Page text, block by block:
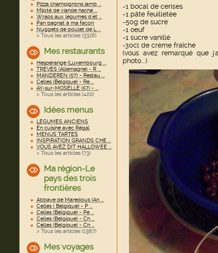
Pizza champignons jamb ...
Mijoté de viande haché ...
Wraps aux légumes d'ét ...
Pan bagnat à ma façon
Nuggets de poulet de L ...
> Tous les articles (3316)
Mes restaurants
Hesperange (Luxembourg ...
TRÈVES (Allemagne) - R ...
MANDEREN (57) - Restau ...
Celles (Belgique) - Re ...
AY-sur-MOSELLE (57) - ...
> Tous les articles (420)
Idées menus
LÉGUMES ANCIENS
En cuisine avec Régal
MENUS TARTES
INSPIRATION GRANDS CHE ...
VOUS AVEZ DIT HALLOWEE ...
> Tous les articles (73)
Ma région-Le
pays des trois
frontières
Abbaye de Maredous (An ...
Celles ( Belgique) - P ...
Celles (Belgique) - Pe ...
Celles (Belgique) - Ch ...
Celles (Belgique) - Ch ...
> Tous les articles (1387)
Mes voyages
-1 bocal de cerises
-1 pâte feuilletée
-50g de sucre
-1 oeuf
-1 sucre vanillé
-30cl de crème fraîche
(vous avez remarqué que
photo...)